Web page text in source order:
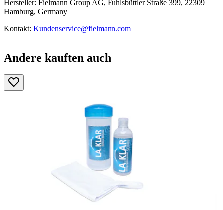
Hersteller: Fielmann Group AG, Fuhlsbüttler Straße 399, 22309
Hamburg, Germany
Kontakt: Kundenservice@fielmann.com
Andere kauften auch